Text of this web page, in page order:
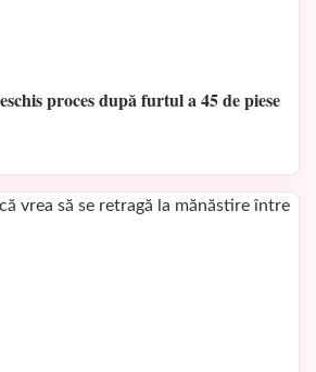
proces după furtul a 45 de piese